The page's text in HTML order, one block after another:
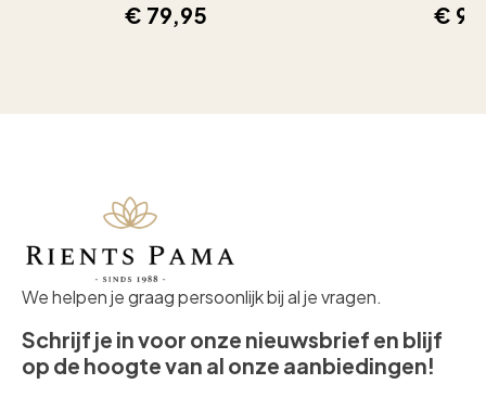
€ 79,95 €
We helpen je graag persoonlijk bij al je vragen.
Schrijf je in voor onze nieuwsbrief en blijf
op de hoogte van al onze aanbiedingen!